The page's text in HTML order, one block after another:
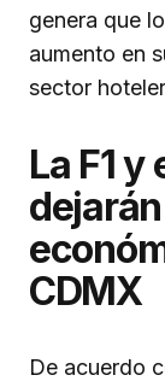
genera que
aumento en
sector
La F1 y
CDMX
De acuerdo